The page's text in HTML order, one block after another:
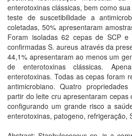
enterotoxinas clássicas, bem como
teste de suscetibilidade a
coletadas, 50% apresentaram
Foram isoladas 62 cepas de SCP
confirmadas S. aureus através da
44,1% apresentaram ao menos um
de enterotoxinas clássicas.
enterotoxinas. Todas as cepas foram
antimicrobiano. Quatro
partir do leite cru apresentaram cepas
configurando um grande risco a
enterotoxinas, patogeno, refrigeração,